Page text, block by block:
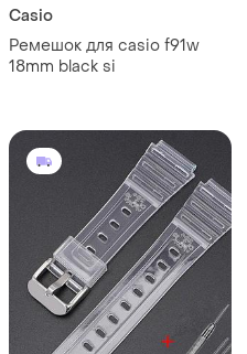
Casio
Ремешок для casio f91w
18mm black si